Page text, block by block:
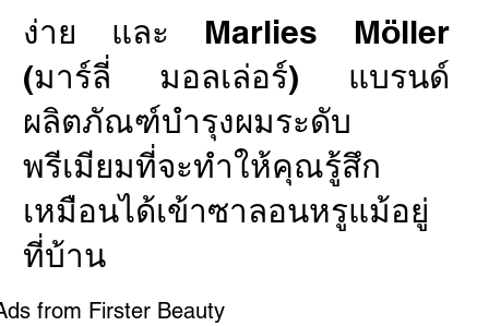
from Firster Beauty
ง่าย และ Marlies Möller
(มาร์ลี่ มอลเล่อร์) แบรนด์
ผลิตภัณฑ์บำรุงผมระดับ
พรีเมียมที่จะทำให้คุณรู้สึก
เหมือนได้เข้าซาลอนหรูแม้อยู่
ที่บ้าน